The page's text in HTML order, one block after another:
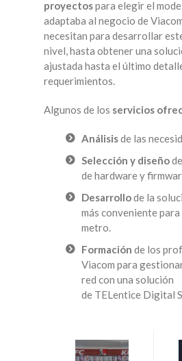
proyectospara elegir el
adaptaba al negocio de
necesitan para desarrollar
nivel, hasta obtener una
ajustada hasta el último
requerimientos.
Algunos de los servicios
Análisisde las
Selección y diseño
de hardware y
Desarrollode la
más conveniente
metro.
Formación de los
Viacom para
red con una solución
de TELentice Digital